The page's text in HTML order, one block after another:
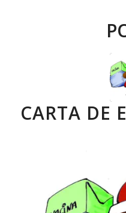
CARTA DE